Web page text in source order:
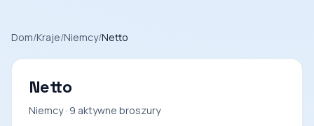
Dom/Kraje/Niemcy/Netto
Netto
Niemcy · 9 aktywne broszury